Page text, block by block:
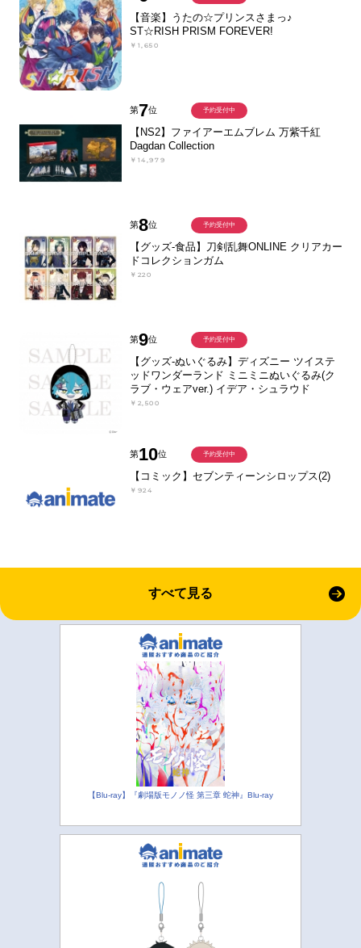
【音楽】うたの☆プリンスさまっ♪
ST☆RISH PRISM FOREVER!
￥1,650
第7位
【NS2】ファイアーエムブレム 万紫千紅
Dagdan Collection
￥14,979
予約受付中
第8位
【グッズ-食品】刀剣乱舞ONLINE クリアカー
ドコレクションガム
￥220
予約受付中
第9位
【グッズ-ぬいぐるみ】ディズニー ツイステ
ッドワンダーランド ミニミニぬいぐるみ(ク
ラブ・ウェアver.) イデア・シュラウド
￥2,500
予約受付中
第10位
【コミック】セブンティーンシロップス(2)
￥924
予約受付中
すべて見る
【Blu-ray】『劇場版モノノ怪 第三章 蛇神』Blu-ray